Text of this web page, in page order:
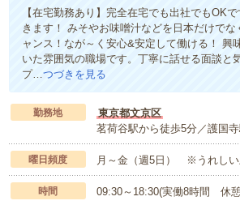
【在宅勤務あり】完全在宅でも出社でもOK
きます！ みそやお味噌汁などを日本だけで
ャンス！なが～く安心&安定して働ける！
いた雰囲気の職場です。丁寧に話せる面談と
プ…つづきを見る
勤務地
東京都文京区
茗荷谷駅から徒歩5分／護国
曜日頻度 月～金（週5日） ※うれし
時間 09:30～18:30(実働8時間 休